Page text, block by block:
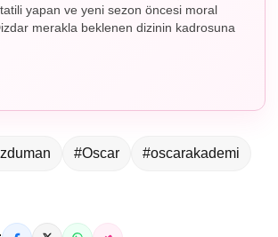
yapan ve yeni sezon öncesi moral
merakla beklenen dizinin kadrosuna
#Oscar #oscarakademi